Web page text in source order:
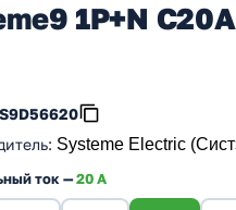
1P+N
S9D56620
: Systeme Electric
ток —20 А